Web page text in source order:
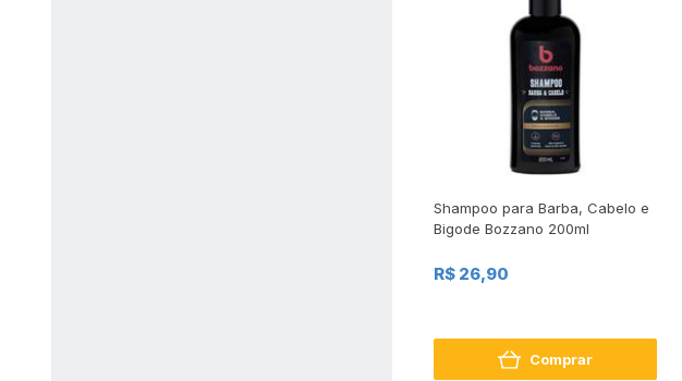
Shampoo para Barba, Cabelo e
Bigode Bozzano 200ml
R$ 26,90
Comprar